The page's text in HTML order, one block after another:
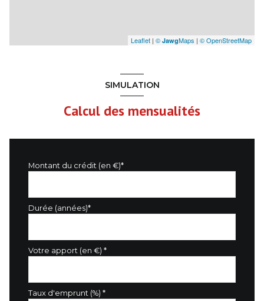
Leaflet | © JawgMaps | © OpenStreetMap
SIMULATION
Calcul des mensualités
Montant du crédit (en €)*
Durée (années)*
Votre apport (en €) *
Taux d'emprunt (%) *